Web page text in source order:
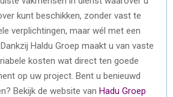
kunt beschikken, zonder vast te
verplichtingen, maar wél met een
Haldu Groep maakt u van vaste
kosten wat direct ten goede
op uw project. Bent u benieuwd
Bekijk de website van Hadu Groep